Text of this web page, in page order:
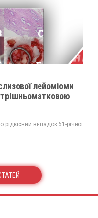
лейоміоми
рідкісний випадок 61-річної